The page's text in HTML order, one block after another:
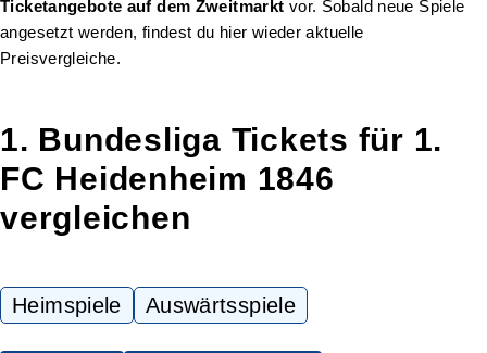
Ticketangebote auf dem Zweitmarkt vor. Sobald neue Spiele
angesetzt werden, findest du hier wieder aktuelle
Preisvergleiche.
1. Bundesliga Tickets für 1.
FC Heidenheim 1846
vergleichen
Heimspiele Auswärtsspiele